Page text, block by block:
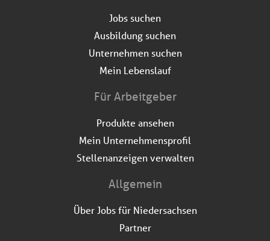
Jobs suchen
Ausbildung suchen
Unternehmen suchen
Mein Lebenslauf
Für Arbeitgeber
Produkte ansehen
Mein Unternehmensprofil
Stellenanzeigen verwalten
Allgemein
Über Jobs für Niedersachsen
Partner